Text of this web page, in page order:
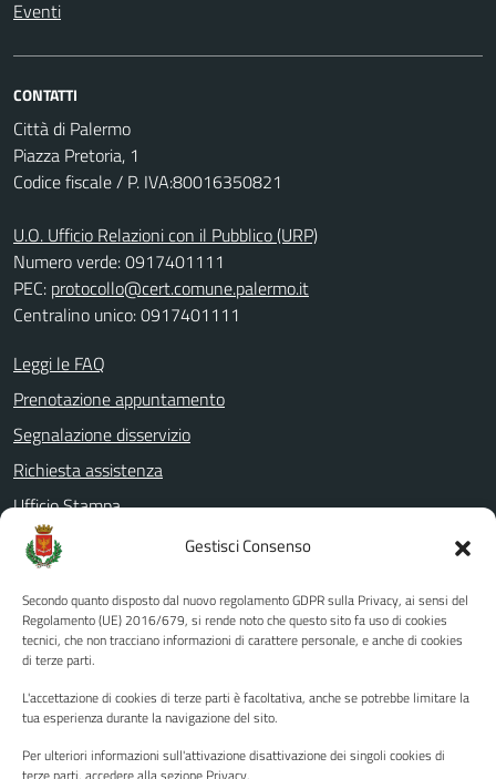
Gestisci Consenso
Secondo quanto disposto dal nuovo regolamento GDPR sulla Privacy, ai sensi del
Regolamento (UE) 2016/679, si rende noto che questo sito fa uso di cookies
tecnici, che non tracciano informazioni di carattere personale, e anche di cookies
di terze parti.
L'accettazione di cookies di terze parti è facoltativa, anche se potrebbe limitare la
tua esperienza durante la navigazione del sito.
Per ulteriori informazioni sull'attivazione disattivazione dei singoli cookies di
Eventi
CONTATTI
Città di Palermo
Piazza Pretoria, 1
Codice fiscale / P. IVA:80016350821
U.O. Ufficio Relazioni con il Pubblico (URP)
Numero verde: 0917401111
PEC: protocollo@cert.comune.palermo.it
Centralino unico: 0917401111
Leggi le FAQ
Prenotazione appuntamento
Segnalazione disservizio
Richiesta assistenza
Ufficio Stampa
Amministrazione Trasparente
Albo pretorio
Informativa privacy
Note legali
Piano di miglioramento del sito